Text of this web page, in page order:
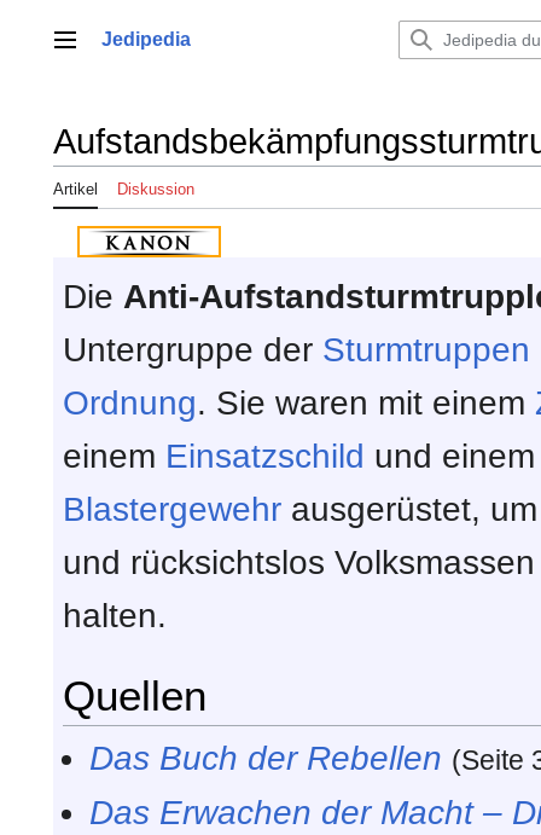
springenHauptmenü
Jedipedia
Artikel Diskussion
Die Anti-
Untergruppe der Sturmtruppen
Ordnung. Sie waren mit einem
einem Einsatzschild und
Blastergewehr ausgerüstet,
und rücksichtslos
halten.
Quellen
Das Buch der Rebellen (Seite
Das Erwachen der Macht –